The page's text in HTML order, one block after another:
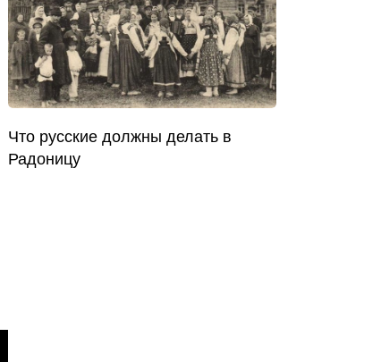
Что русские должны делать в
Радоницу